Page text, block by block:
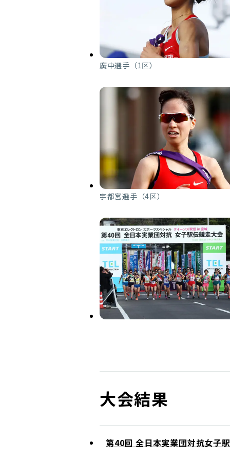
廣中選手（1区）
宇都宮選手（4区）
大会結果
第40回 全日本実業団対抗女子